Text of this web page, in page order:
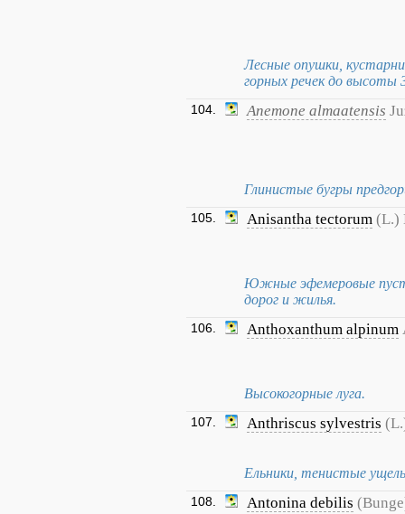
Лесные опушки,
горных речек до высоты
104. Anemone almaatensis
Глинистые бугры
105. Anisantha tectorum (L.)
Южные эфемеровые
дорог и жилья.
106. Anthoxanthum alpinum
Высокогорные луга.
107. Anthriscus sylvestris
Ельники, тенистые
108. Antonina debilis